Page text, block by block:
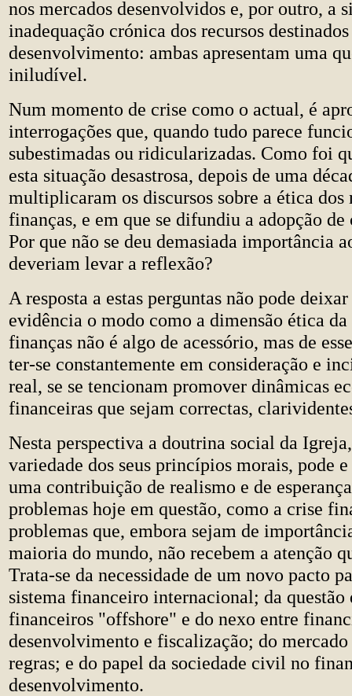
nos mercados desenvolvidos e, por outro, a
inadequação crónica dos recursos
desenvolvimento: ambas apresentam uma
iniludível.
Num momento de crise como o actual, é
interrogações que, quando tudo parece
subestimadas ou ridicularizadas. Como foi
esta situação desastrosa, depois de uma
multiplicaram os discursos sobre a ética dos
finanças, e em que se difundiu a adopção de
Por que não se deu demasiada importância
deveriam levar a reflexão?
A resposta a estas perguntas não pode
evidência o modo como a dimensão ética da
finanças não é algo de acessório, mas de
ter-se constantemente em consideração e
real, se se tencionam promover dinâmicas
financeiras que sejam correctas,
Nesta perspectiva a doutrina social da
variedade dos seus princípios morais, pode
uma contribuição de realismo e de
problemas hoje em questão, como a crise
problemas que, embora sejam de
maioria do mundo, não recebem a atenção
Trata-se da necessidade de um novo pacto
sistema financeiro internacional; da questão
financeiros "offshore" e do nexo entre
desenvolvimento e fiscalização; do
regras; e do papel da sociedade civil no
desenvolvimento.